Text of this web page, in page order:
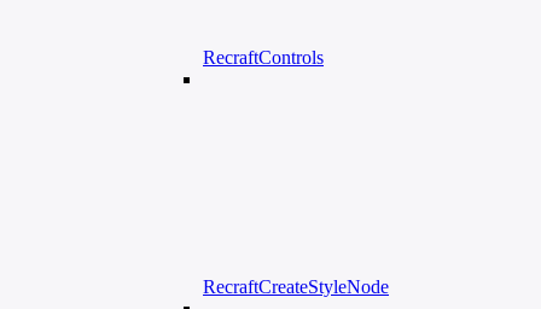
RecraftControls
RecraftCreateStyleNode